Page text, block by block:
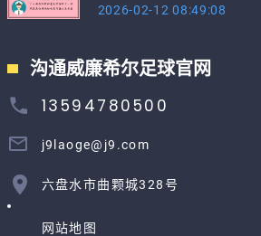
2026-02-12 08:49:08
沟通威廉希尔足球官网
13594780500
j9laoge@j9.com
六盘水市曲颗城328号
网站地图